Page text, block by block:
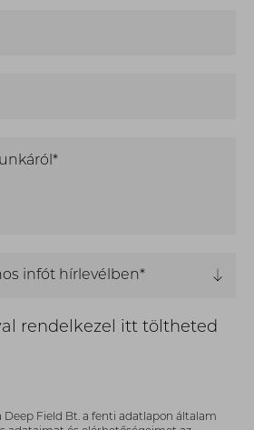
infót hírlevélben*
rendelkezel itt töltheted
Deep Field Bt. a fenti adatlapon általam